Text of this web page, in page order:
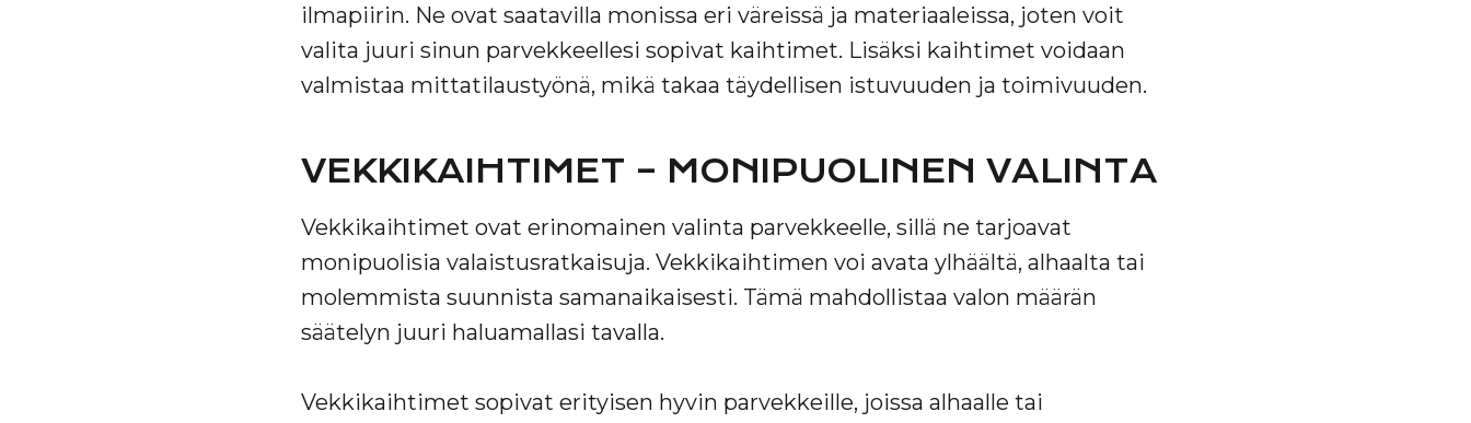
ilmapiirin. Ne ovat saatavilla monissa eri väreissä ja materiaaleissa, joten voit
valita juuri sinun parvekkeellesi sopivat kaihtimet. Lisäksi kaihtimet voidaan
valmistaa mittatilaustyönä, mikä takaa täydellisen istuvuuden ja toimivuuden.
VEKKIKAIHTIMET – MONIPUOLINEN VALINTA
Vekkikaihtimet ovat erinomainen valinta parvekkeelle, sillä ne tarjoavat
monipuolisia valaistusratkaisuja. Vekkikaihtimen voi avata ylhäältä, alhaalta tai
molemmista suunnista samanaikaisesti. Tämä mahdollistaa valon määrän
säätelyn juuri haluamallasi tavalla.
Vekkikaihtimet sopivat erityisen hyvin parvekkeille, joissa alhaalle tai